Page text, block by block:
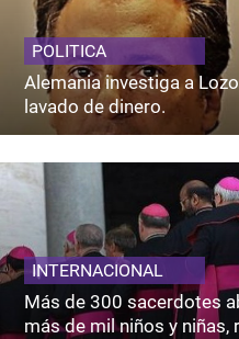
POLITICA
Alemania investiga a
lavado de dinero.
INTERNACIONAL
Más de 300 sacerdotes
más de mil niños y niñas,